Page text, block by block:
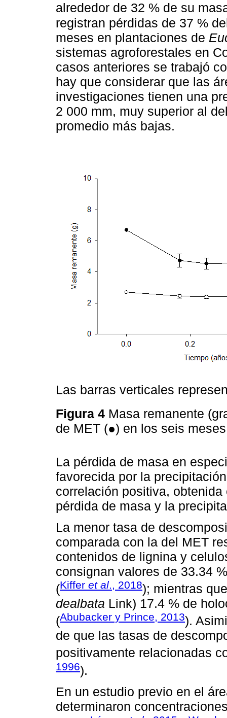
alrededor de 32 % de su
registran pérdidas de 37 %
meses en plantaciones de
sistemas agroforestales en
casos anteriores se trabajó
hay que considerar que las
investigaciones tienen una
2 000 mm, muy superior al
promedio más bajas.
Las barras verticales
Figura 4 Masa remanente
de MET (●) en los seis
La pérdida de masa en
favorecida por la
correlación positiva,
pérdida de masa y la
La menor tasa de
comparada con la del MET
contenidos de lignina y
consignan valores de 33.34
(Kiffer et al., 2018); mientras
dealbata Link) 17.4 % de
(Abubacker y Prince, 2013).
de que las tasas de
positivamente relacionadas
1996).
En un estudio previo en el
determinaron